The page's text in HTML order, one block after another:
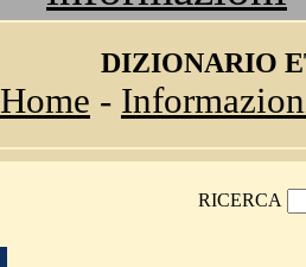
DIZIONARIO
Home -
RICERCA